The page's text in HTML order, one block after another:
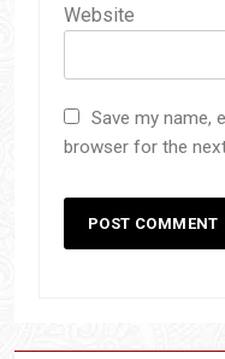
Website
Save my name,
browser for the